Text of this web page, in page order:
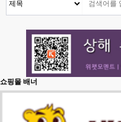
쇼핑몰 배너